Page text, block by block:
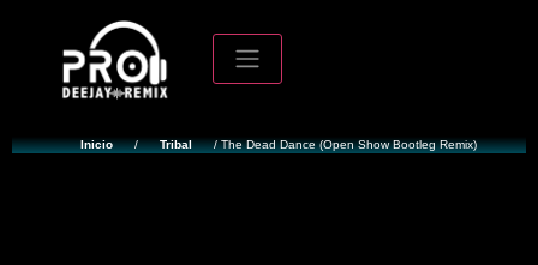
Inicio / Tribal / The Dead Dance (Open Show Bootleg Remix)